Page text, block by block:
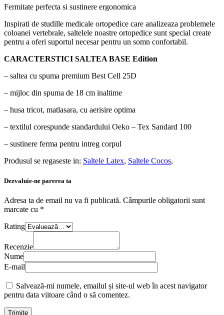
Fermitate perfecta si sustinere ergonomica
Inspirati de studille medicale ortopedice care analizeaza problemele
coloanei vertebrale, saltelele noastre ortopedice sunt special create
pentru a oferi suportul necesar pentru un somn confortabil.
CARACTERSTICI SALTEA BASE Edition
– saltea cu spuma premium Best Cell 25D
– mijloc din spuma de 18 cm inaltime
– husa tricot, matlasara, cu aerisire optima
– textilul corespunde standardului Oeko – Tex Sandard 100
– sustinere ferma pentru intreg corpul
Produsul se regaseste in: Saltele Latex, Saltele Cocos,
Dezvaluie-ne parerea ta
Adresa ta de email nu va fi publicată. Câmpurile obligatorii sunt
marcate cu *
Rating
Recenzie
Nume
E-mail
Salvează-mi numele, emailul și site-ul web în acest navigator
pentru data viitoare când o să comentez.